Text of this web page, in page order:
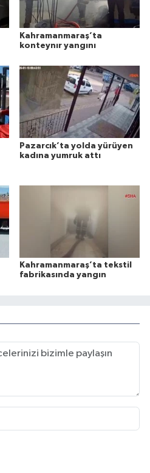
Kahramanmaraş’ta
konteynır yangını
Pazarcık’ta yolda yürüyen
kadına yumruk attı
Kahramanmaraş’ta tekstil
fabrikasında yangın